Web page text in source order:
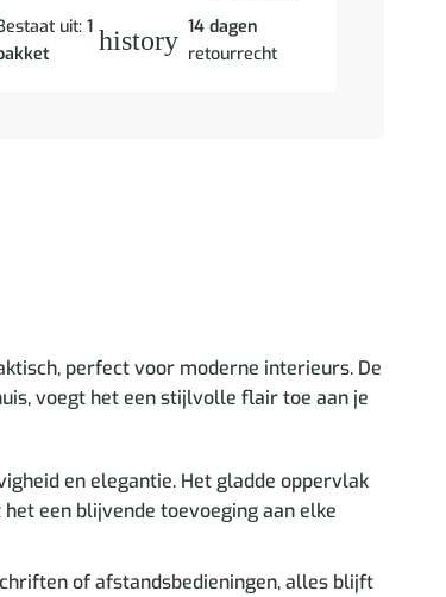
uit: 1 history 14 dagen
retourrecht
perfect voor moderne interieurs. De
voegt het een stijlvolle flair toe aan je
en elegantie. Het gladde oppervlak
een blijvende toevoeging aan elke
of afstandsbedieningen, alles blijft